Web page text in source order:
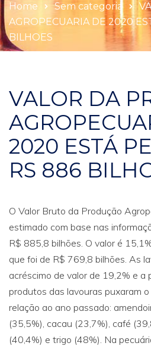
Home Sem categoria
AGROPECUARIA DE 2020
BILHOES
VALOR DA
2020 ESTÁ
RS 886
O Valor Bruto da Produção
estimado com base nas
R$ 885,8 bilhões. O valor é
que foi de R$ 769,8 bilhões. As
acréscimo de valor de 19,2% e a
produtos das lavouras puxaram
relação ao ano passado:
(35,5%), cacau (23,7%), café
(40,4%) e trigo (48%). Na